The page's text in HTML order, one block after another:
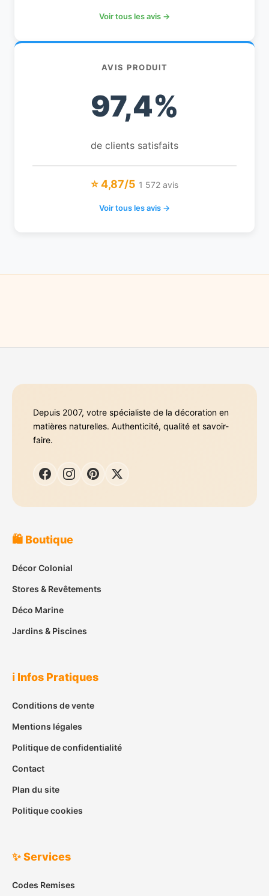
Voir tous les avis →
AVIS PRODUIT
97,4%
de clients satisfaits
⭐ 4,87/5 1 572 avis
Voir tous les avis →
Depuis 2007, votre spécialiste de la décoration en
matières naturelles. Authenticité, qualité et savoir-
faire.
🛍️ Boutique
Décor Colonial
Stores & Revêtements
Déco Marine
Jardins & Piscines
ℹ️ Infos Pratiques
Conditions de vente
Mentions légales
Politique de confidentialité
Contact
Plan du site
Politique cookies
✨ Services
Codes Remises